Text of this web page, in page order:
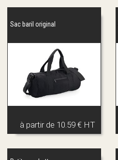
Sac baril original
à partir de 10.59 € HT